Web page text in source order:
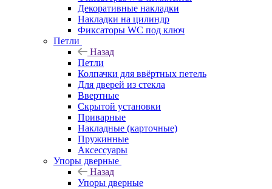
Декоративные накладки
Накладки на цилиндр
Фиксаторы WC под ключ
Петли
Назад
Петли
Колпачки для ввёртных петель
Для дверей из стекла
Ввертные
Скрытой установки
Приварные
Накладные (карточные)
Пружинные
Аксессуары
Упоры дверные
Назад
Упоры дверные